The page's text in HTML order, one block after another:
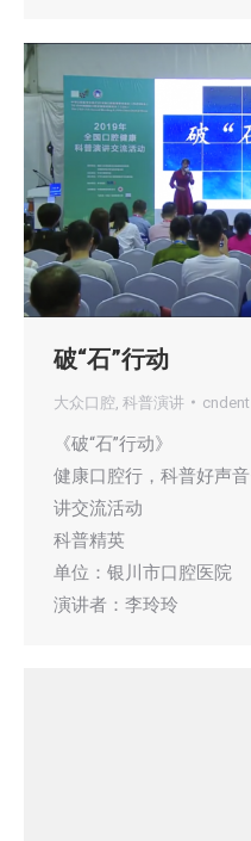
破“石”行动
大众口腔 科普演讲 cndent
《破“石”行动》
健康口腔行，科普好声
讲交流活动
科普精英
单位：银川市口腔医院
演讲者：李玲玲